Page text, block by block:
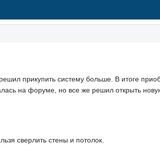
прикупить систему больше. В итоге
на форуме, но все же решил открыть
сверлить стены и потолок.